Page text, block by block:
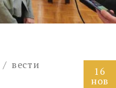
вести 16
нов